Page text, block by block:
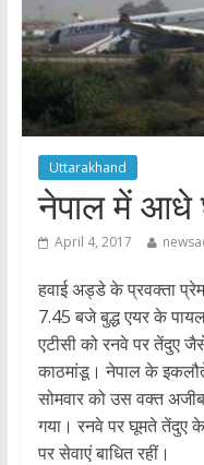
Uttarakhand
नेपाल में आधे
April 4, 2017
हवाई अड्डे के प्रवक्ता
7.45 बजे बुद्ध एयर के
एटीसी को रनवे पर तेंदुए
काठमांडू। नेपाल के
सोमवार को उस वक्त
गया। रनवे पर घूमते तेंदुए
पर सेवाएं बाधित रहीं।